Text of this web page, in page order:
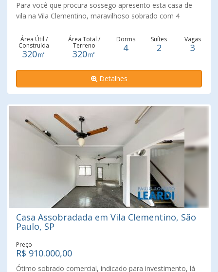
Para você que procura sossego apresento esta casa de
vila na Vila Clementino, maravilhoso sobrado com 4
embutidos em todos os quartos e com 3 vagas de
garagem, cozinha grande repleta de armários, sala de
estar e de jantar amplas, a casa possui quintal com
parreiras de uva, despensa, 2 lavanderias, no 1o. piso tem
quarto e banheiro de empregada, salão com 2 ambientes,
corredor lateral, pé direito alto, ensolarada e bem
Área Útil /
Construída
320㎡
Área Total /
Terreno
320㎡
Dorms.
4
Suítes
2
Vagas
3
Detalhes
Casa Assobradada em Vila Clementino, São
Paulo, SP
Preço
R$ 910.000,00
Ótimo sobrado comercial, indicado para investimento, lá